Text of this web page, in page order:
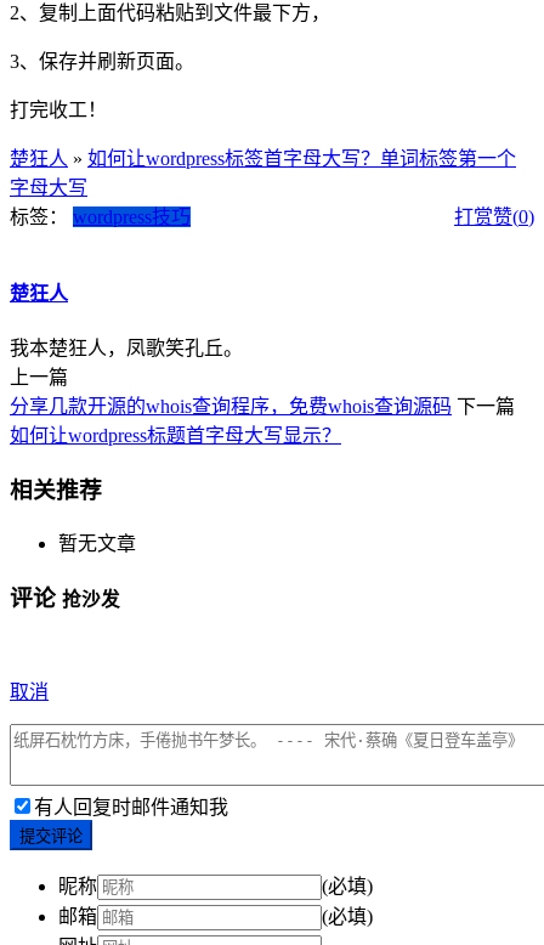
2、复制上面代码粘贴到文件最下方，
3、保存并刷新页面。
打完收工！
楚狂人 » 如何让wordpress标签首字母大写？单词标签第一个
字母大写
打赏赞(0)
标签： wordpress技巧
楚狂人
我本楚狂人，凤歌笑孔丘。
上一篇
分享几款开源的whois查询程序，免费whois查询源码 下一篇
如何让wordpress标题首字母大写显示？
相关推荐
暂无文章
评论 抢沙发
取消
有人回复时邮件通知我
提交评论
昵称
(必填)
邮箱
(必填)